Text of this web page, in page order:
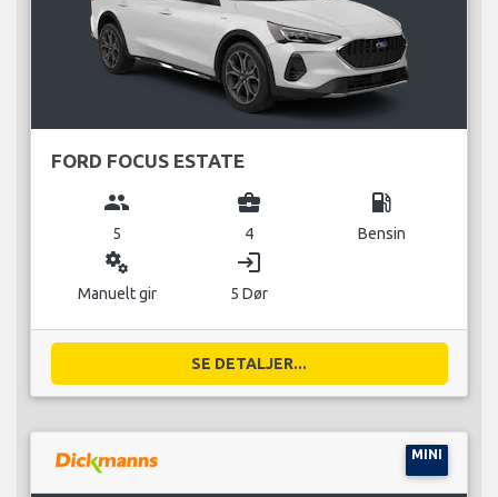
FORD FOCUS ESTATE
group
5
business_center
4
local_gas_station
Bensin
miscellaneous_services
Manuelt gir
login
5 Dør
SE DETALJER...
MINI